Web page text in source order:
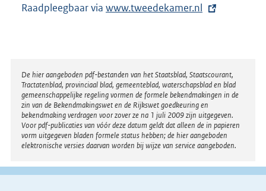
Raadpleegbaar via E
r
n
e
l
i
n
k
www.tweedekamer.nl
Disclaimer
De hier aangeboden pdf-bestanden van het Staatsblad, Staatscourant,
Tractatenblad, provinciaal blad, gemeenteblad, waterschapsblad en blad
gemeenschappelijke regeling vormen de formele bekendmakingen in de
zin van de Bekendmakingswet en de Rijkswet goedkeuring en
bekendmaking verdragen voor zover ze na 1 juli 2009 zijn uitgegeven.
Voor pdf-publicaties van vóór deze datum geldt dat alleen de in papieren
vorm uitgegeven bladen formele status hebben; de hier aangeboden
elektronische versies daarvan worden bij wijze van service aangeboden.